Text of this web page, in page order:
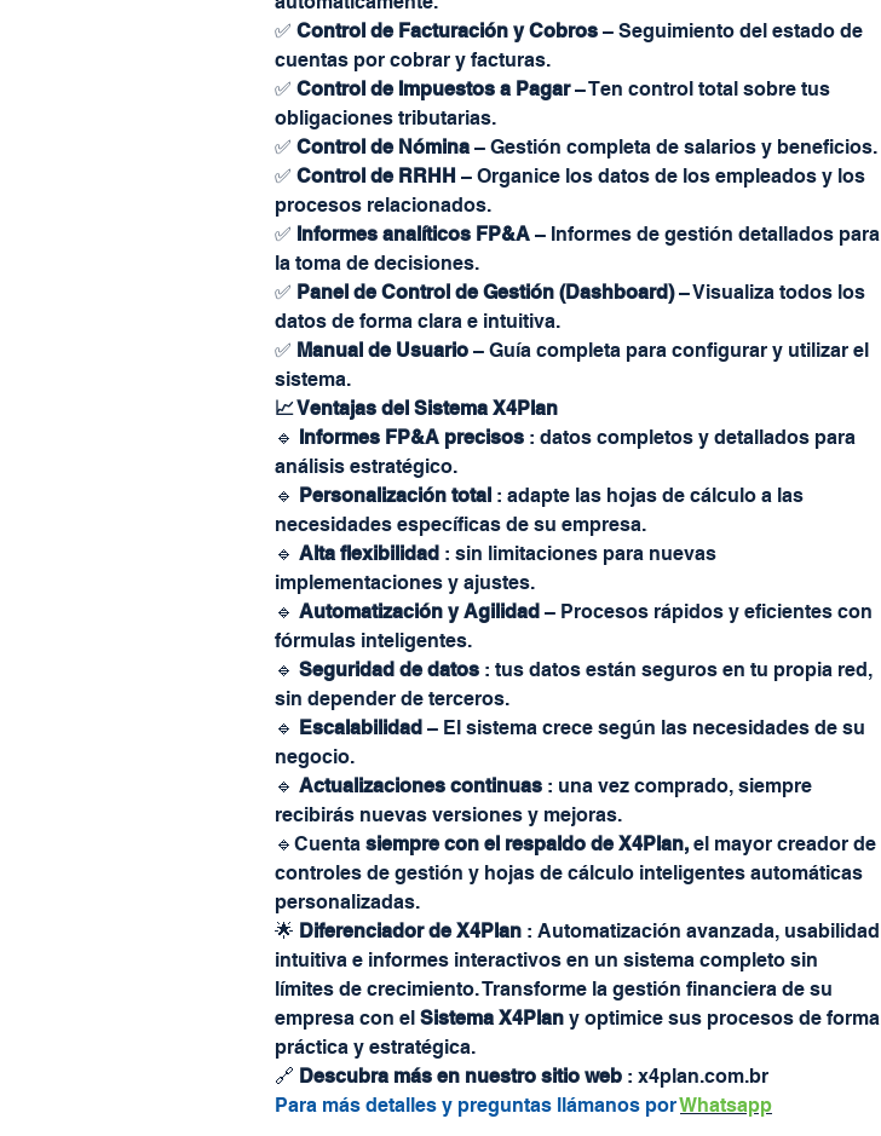
✅ Control de Facturación y Cobros – Seguimiento del estado de
cuentas por cobrar y facturas.
✅ Control de Impuestos a Pagar– Ten control total sobre tus
obligaciones tributarias.
✅ Control de Nómina – Gestión completa de salarios y beneficios.
✅ Control de RRHH – Organice los datos de los empleados y los
procesos relacionados.
✅ Informes analíticos FP&A – Informes de gestión detallados para
la toma de decisiones.
✅ Panel de Control de Gestión (Dashboard)– Visualiza todos los
datos de forma clara e intuitiva.
✅ Manual de Usuario – Guía completa para configurar y utilizar el
sistema.
📈 Ventajas del Sistema X4Plan
🔹 Informes FP&A precisos : datos completos y detallados para
análisis estratégico.
🔹 Personalización total : adapte las hojas de cálculo a las
necesidades específicas de su empresa.
🔹 Alta flexibilidad : sin limitaciones para nuevas
implementaciones y ajustes.
🔹 Automatización y Agilidad – Procesos rápidos y eficientes con
fórmulas inteligentes.
🔹 Seguridad de datos : tus datos están seguros en tu propia red,
sin depender de terceros.
🔹 Escalabilidad – El sistema crece según las necesidades de su
negocio.
🔹 Actualizaciones continuas : una vez comprado, siempre
recibirás nuevas versiones y mejoras.
🔹Cuenta siempre con el respaldo de X4Plan, el mayor creador de
controles de gestión y hojas de cálculo inteligentes automáticas
personalizadas.
🌟 Diferenciador de X4Plan : Automatización avanzada, usabilidad
intuitiva e informes interactivos en un sistema completo sin
límites de crecimiento. Transforme la gestión financiera de su
empresa con el Sistema X4Plan y optimice sus procesos de forma
práctica y estratégica.
🔗 Descubra más en nuestro sitio web : x4plan.com.br
Para más detalles y preguntas llámanos porWhatsapp